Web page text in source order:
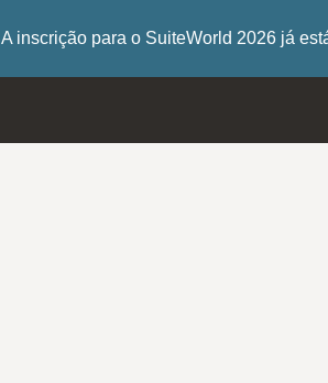
A inscrição para o SuiteWorld 2026 já